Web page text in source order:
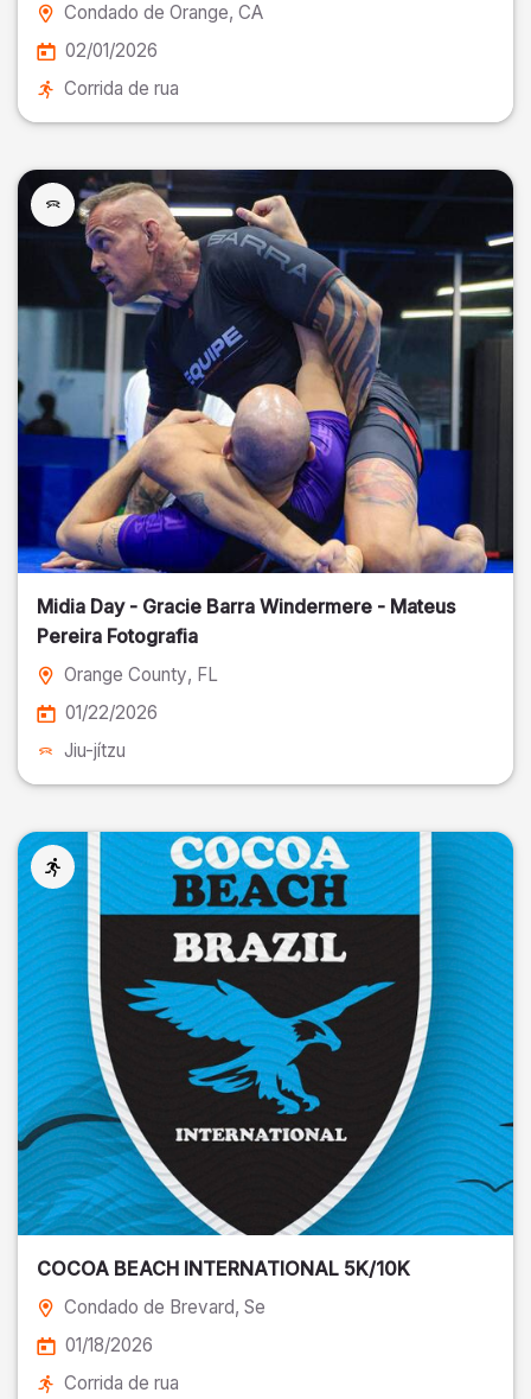
Condado de Orange, CA
02/01/2026
Corrida de rua
Midia Day - Gracie Barra Windermere - Mateus
Pereira Fotografia
Orange County, FL
01/22/2026
Jiu-jítzu
COCOA BEACH INTERNATIONAL 5K/10K
Condado de Brevard, Se
01/18/2026
Corrida de rua